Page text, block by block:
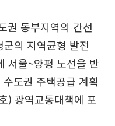
권 동부지역의 간선
의 지역균형 발전
서울~양평 노선을 반
도권 주택공급 계획
) 광역교통대책에 포